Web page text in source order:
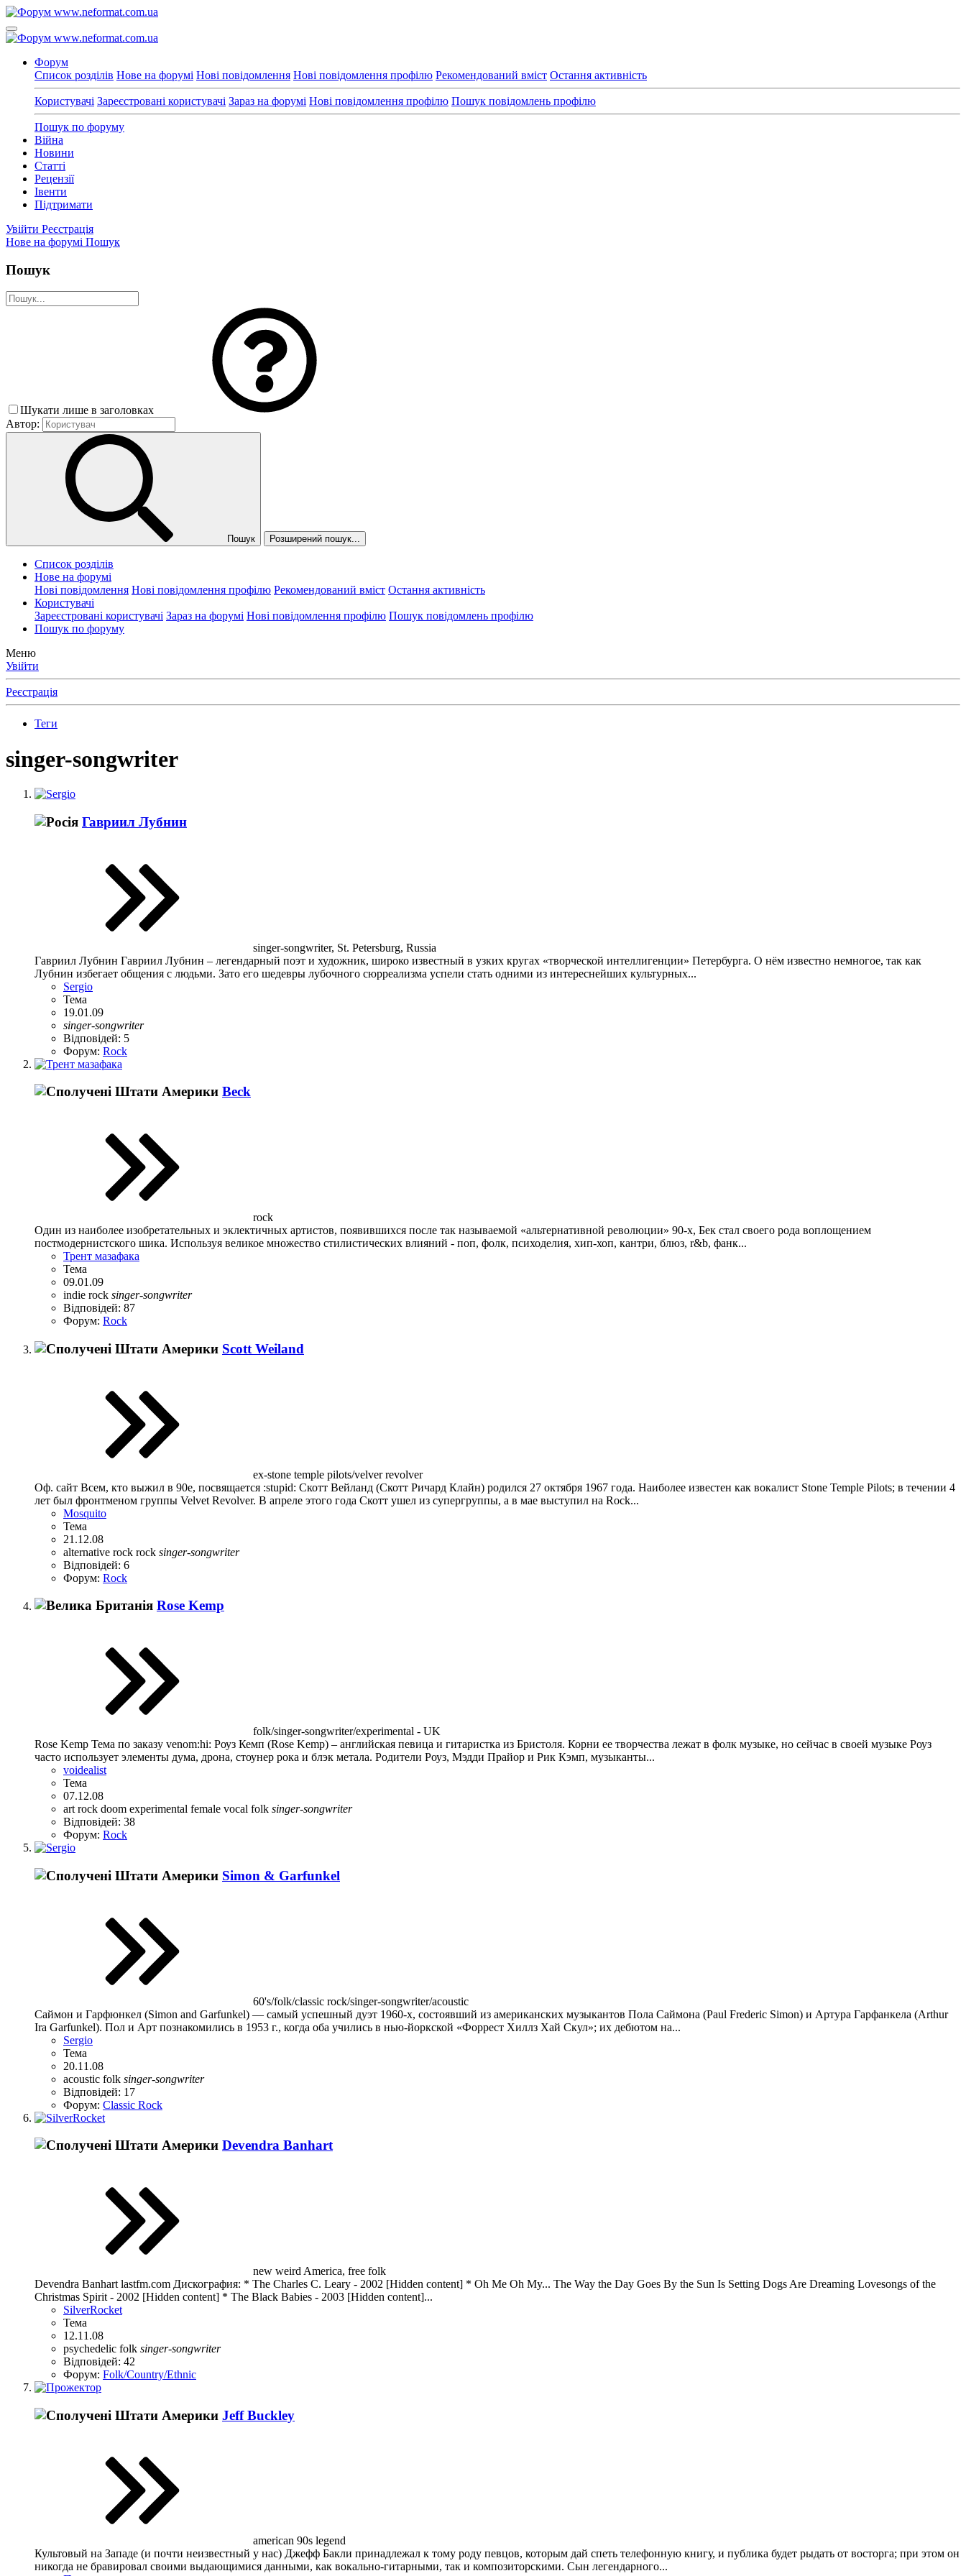
Форум
Список розділів Нове на форумі Нові повідомлення Нові повідомлення профілю Рекомендований вміст Остання активність
Користувачі Зареєстровані користувачі Зараз на форумі Нові повідомлення профілю Пошук повідомлень профілю
Пошук по форуму
Війна
Новини
Статті
Рецензії
Івенти
Підтримати
Увійти Реєстрація
Нове на форумі Пошук
Пошук
Шукати лише в заголовках
Автор:
Пошук Розширений пошук...
Список розділів
Нове на форумі
Нові повідомлення Нові повідомлення профілю Рекомендований вміст Остання активність
Користувачі
Зареєстровані користувачі Зараз на форумі Нові повідомлення профілю Пошук повідомлень профілю
Пошук по форуму
Меню
Увійти
Реєстрація
Теги
singer-songwriter
Гавриил Лубнин
singer-songwriter, St. Petersburg, Russia
Гавриил Лубнин Гавриил Лубнин – легендарный поэт и художник, широко известный в узких кругах «творческой интеллигенции» Петербурга. О нём известно немногое, так как
Лубнин избегает общения с людьми. Зато его шедевры лубочного сюрреализма успели стать одними из интереснейших культурных...
Sergio
Тема
19.01.09
singer-songwriter
Відповідей: 5
Форум: Rock
Beck
rock
Один из наиболее изобретательных и эклектичных артистов, появившихся после так называемой «альтернативной революции» 90-х, Бек стал своего рода воплощением
постмодернистского шика. Используя великое множество стилистических влияний - поп, фолк, психоделия, хип-хоп, кантри, блюз, r&b, фанк...
Трент мазафака
Тема
09.01.09
indie rock singer-songwriter
Відповідей: 87
Форум: Rock
Scott Weiland
ex-stone temple pilots/velver revolver
Оф. сайт Всем, кто выжил в 90е, посвящается :stupid: Скотт Вейланд (Скотт Ричард Клайн) родился 27 октября 1967 года. Наиболее известен как вокалист Stone Temple Pilots; в течении 4
лет был фронтменом группы Velvet Revolver. В апреле этого года Скотт ушел из супергруппы, а в мае выступил на Rock...
Mosquito
Тема
21.12.08
alternative rock rock singer-songwriter
Відповідей: 6
Форум: Rock
Rose Kemp
folk/singer-songwriter/experimental - UK
Rose Kemp Тема по заказу venom:hi: Роуз Кемп (Rose Kemp) – английская певица и гитаристка из Бристоля. Корни ее творчества лежат в фолк музыке, но сейчас в своей музыке Роуз
часто использует элементы дума, дрона, стоунер рока и блэк метала. Родители Роуз, Мэдди Прайор и Рик Кэмп, музыканты...
voidealist
Тема
07.12.08
art rock doom experimental female vocal folk singer-songwriter
Відповідей: 38
Форум: Rock
Simon & Garfunkel
60's/folk/classic rock/singer-songwriter/acoustic
Саймон и Гарфюнкел (Simon and Garfunkel) — самый успешный дуэт 1960-х, состоявший из американских музыкантов Пола Саймона (Paul Frederic Simon) и Артура Гарфанкела (Arthur
Ira Garfunkel). Пол и Арт познакомились в 1953 г., когда оба учились в нью-йоркской «Форрест Хиллз Хай Скул»; их дебютом на...
Sergio
Тема
20.11.08
acoustic folk singer-songwriter
Відповідей: 17
Форум: Classic Rock
Devendra Banhart
new weird America, free folk
Devendra Banhart lastfm.com Дискография: * The Charles C. Leary - 2002 [Hidden content] * Oh Me Oh My... The Way the Day Goes By the Sun Is Setting Dogs Are Dreaming Lovesongs of the
Christmas Spirit - 2002 [Hidden content] * The Black Babies - 2003 [Hidden content]...
SilverRocket
Тема
12.11.08
psychedelic folk singer-songwriter
Відповідей: 42
Форум: Folk/Country/Ethnic
Jeff Buckley
american 90s legend
Культовый на Западе (и почти неизвестный у нас) Джефф Бакли принадлежал к тому роду певцов, которым дай спеть телефонную книгу, и публика будет рыдать от восторга; при этом он
никогда не бравировал своими выдающимися данными, как вокально-гитарными, так и композиторскими. Сын легендарного...